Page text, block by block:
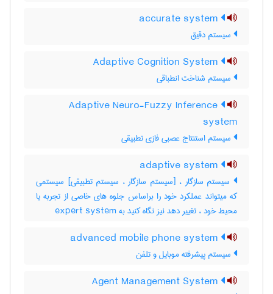
سیستم دقیق
سیستم شناخت انطباقی
Adaptive Neuro-Fuzzy Inference
system
سیستم استنتاج عصبی فازی تطبیقی
سیستم سازگار ، [سیستم سازگار ، سیستم تطبیقی] سیستمی
که میتواند عملکرد خود را براساس جلوه های خاصی از تجربه یا
محیط خود ، تغییر دهد نیز نگاه کنید به ‎ expert system
سیستم پیشرفته موبایل و تلفن